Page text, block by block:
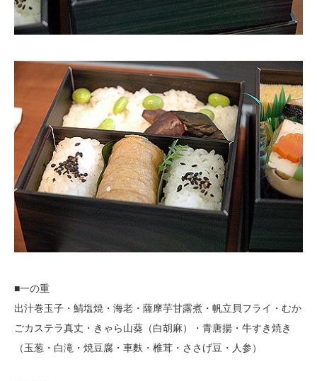
■一の重
出汁巻玉子・鯖塩焼・海老・薩摩芋甘露煮・帆立貝フライ・むか
ごカステラ真丈・きゃら山葵（白胡麻）・青唐揚・牛すき焼き
（玉葱・白滝・焼豆腐・車麩・椎茸・ささげ豆・人参）